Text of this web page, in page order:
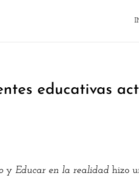
educativas
yEducar en la realidad hizo